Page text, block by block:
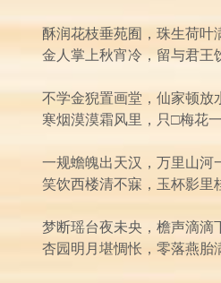
酥润花枝垂苑囿，珠生荷叶
金人掌上秋宵冷，留与君王饮
不学金猊置画堂，仙家顿放
寒烟漠漠霜风里，只□梅花一
一规蟾魄出天汉，万里山河
笑饮西楼清不寐，玉杯影里桂
梦断瑶台夜未央，檐声滴滴
杏园明月堪惆怅，零落燕胎满